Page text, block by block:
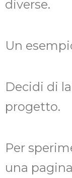
diverse.
Un
Decidi di
progetto.
Per
una